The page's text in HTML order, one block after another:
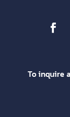
To inquire